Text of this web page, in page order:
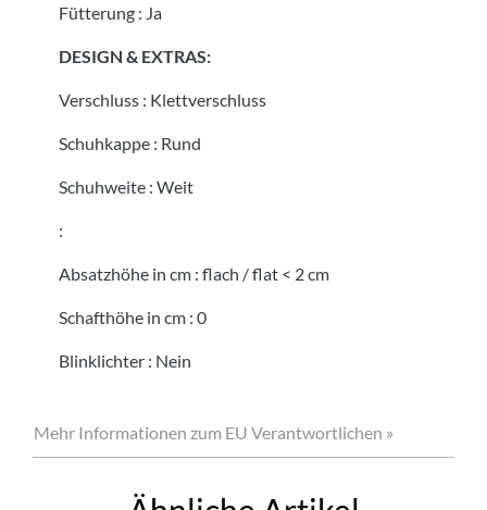
Fütterung : Ja
DESIGN & EXTRAS:
Verschluss : Klettverschluss
Schuhkappe : Rund
Schuhweite : Weit
:
Absatzhöhe in cm : flach / flat < 2 cm
Schafthöhe in cm : 0
Blinklichter : Nein
Mehr Informationen zum EU Verantwortlichen »